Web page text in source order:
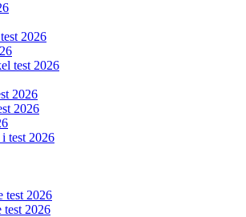
2026
test 2026
2026
2026
test 2026
test 2026
test 2026